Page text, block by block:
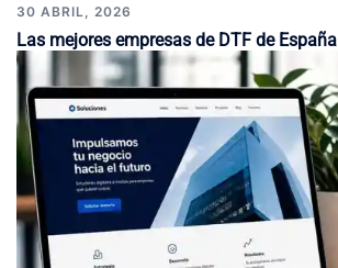
30 ABRIL, 2026
Las mejores empresas de DTF de España